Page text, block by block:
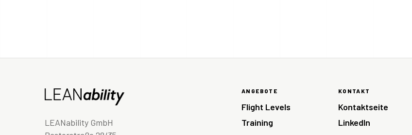
LEANability GmbH
ANGEBOTE
Flight Levels
Training
KONTAKT
Kontaktseite
LinkedIn